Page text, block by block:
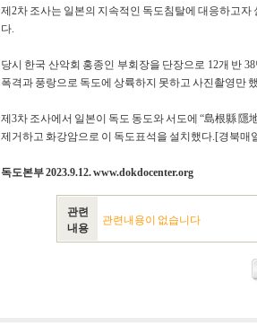
제2차 조사는 일본의 지속적인 독도침탈에 대응하고
다.
당시 한국 산악회 홍종인 부회장을 단장으로 12개 반
폭격과 풍랑으로 독도에 상륙하지 못하고 사진촬영만
제3차 조사에서 일본이 독도 동도와 서도에 “島根縣
제거하고 화강암으로 이 독도표석을 설치했다.[경북매
독도본부 2023.9.12. www.dokdocenter.org
관련
내용
관련내용이 없습니다